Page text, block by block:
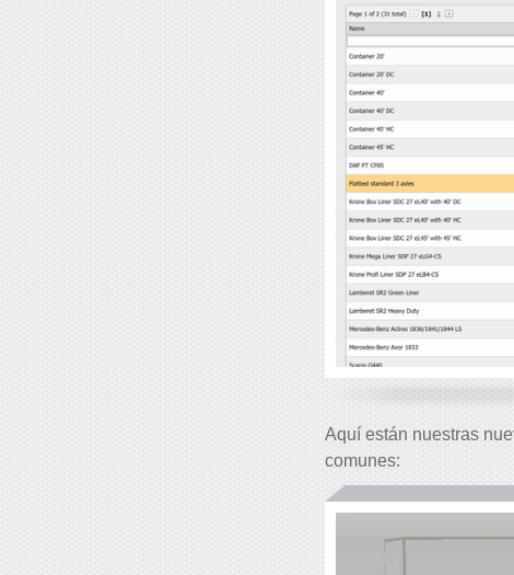
Aquí están nuestras
comunes: